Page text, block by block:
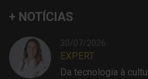
+ NOTÍCIAS
30/07/2026
EXPERT
Da tecnologia à